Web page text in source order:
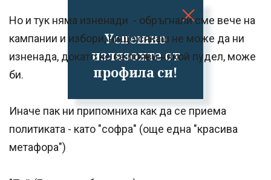
Успешно
излязохте от
профила си!
Но и тук няма изненади - обръгнали сме вече на
кампании и избори, нищо сякаш не може да ни
изненада, докато не се появи някой пудел, може
би.
Иначе пак ни припомниха как да се приема
политиката - като "софра" (още една "красива
метафора")